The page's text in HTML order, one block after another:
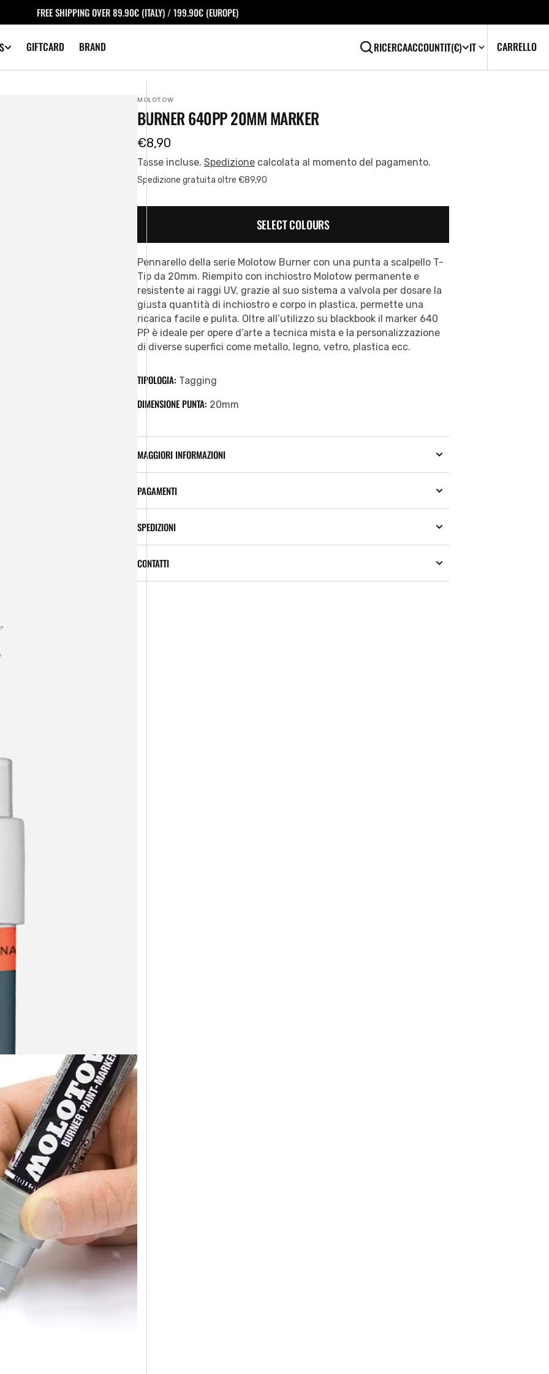
FREE SHIPPING OVER 89.90€ (ITALY) / 199.90€ (EUROPE)
GIFTCARD BRAND RICERCAACCOUNTIT(€) IT CARRELLO0
MOLOTOW
BURNER 640PP 20MM MARKER
Prezzo
regolare
€8,90
Tasse incluse. Spedizione calcolata al momento del pagamento.
Spedizione gratuita oltre €89,90
SELECT COLOURS
Pennarello della serie Molotow Burner con una punta a scalpello T-
Tip da 20mm. Riempito con inchiostro Molotow permanente e
resistente ai raggi UV, grazie al suo sistema a valvola per dosare la
giusta quantità di inchiostro e corpo in plastica, permette una
ricarica facile e pulita. Oltre all’utilizzo su blackbook il marker 640
PP è ideale per opere d’arte a tecnica mista e la personalizzazione
di diverse superfici come metallo, legno, vetro, plastica ecc.
TIPOLOGIA: Tagging
DIMENSIONE PUNTA: 20mm
MAGGIORI INFORMAZIONI
PAGAMENTI
SPEDIZIONI
CONTATTI